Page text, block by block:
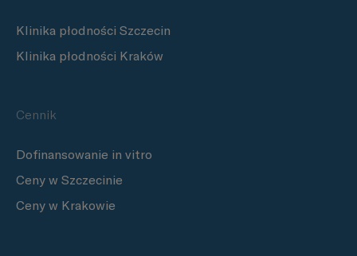
Klinika płodności Szczecin
Klinika płodności Kraków
Cennik
Dofinansowanie in vitro
Ceny w Szczecinie
Ceny w Krakowie